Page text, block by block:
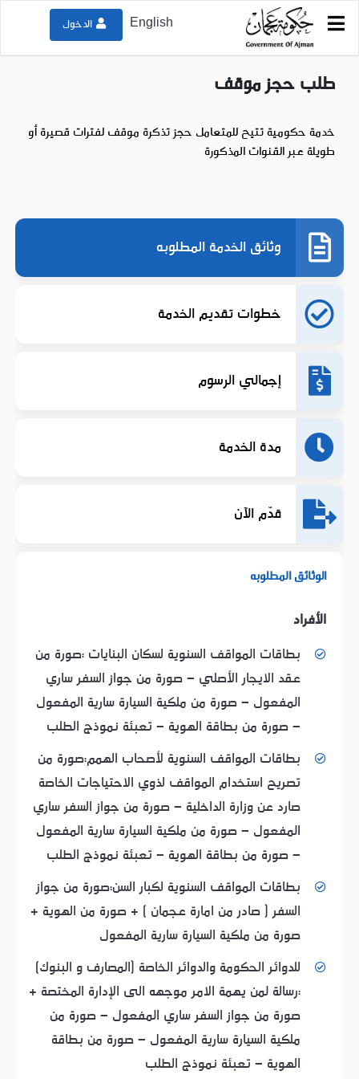
English الدخول دليل الخدمات دائرة البلدية و التخطيط طلب حجز موقف
طلب حجز موقف
خدمة حكومية تتيح للمتعامل حجز تذكرة موقف لفترات قصيرة أو
طويلة عبر القنوات المذكورة
وثائق الخدمة المطلوبه
خطوات تقديم الخدمة
إجمالي الرسوم
مدة الخدمة
قدّم الآن
الوثائق المطلوبه
الأفراد
بطاقات المواقف السنوية لسكان البنايات :صورة من
عقد الايجار الأصلي - صورة من جواز السفر ساري
المفعول - صورة من ملكية السيارة سارية المفعول
- صورة من بطاقة الهوية - تعبئة نموذج الطلب
بطاقات المواقف السنوية لأصحاب الهمم:صورة من
تصريح استخدام المواقف لذوي الاحتياجات الخاصة
صارد عن وزارة الداخلية - صورة من جواز السفر ساري
المفعول - صورة من ملكية السيارة سارية المفعول
- صورة من بطاقة الهوية - تعبئة نموذج الطلب
بطاقات المواقف السنوية لكبار السن:صورة من جواز
السفر ( صادر من امارة عجمان ) + صورة من الهوية +
صورة من ملكية السيارة سارية المفعول
للدوائر الحكومة والدوائر الخاصة (المصارف و البنوك)
:رسالة لمن يهمة الامر موجهه الى الإدارة المختصة +
صورة من جواز السفر ساري المفعول - صورة من
ملكية السيارة سارية المفعول - صورة من بطاقة
الهوية - تعبئة نموذج الطلب